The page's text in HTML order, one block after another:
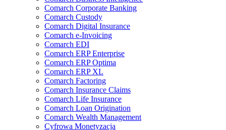
Comarch Corporate Banking
Comarch Custody
Comarch Digital Insurance
Comarch e-Invoicing
Comarch EDI
Comarch ERP Enterprise
Comarch ERP Optima
Comarch ERP XL
Comarch Factoring
Comarch Insurance Claims
Comarch Life Insurance
Comarch Loan Origination
Comarch Wealth Management
Cyfrowa Monetyzacja